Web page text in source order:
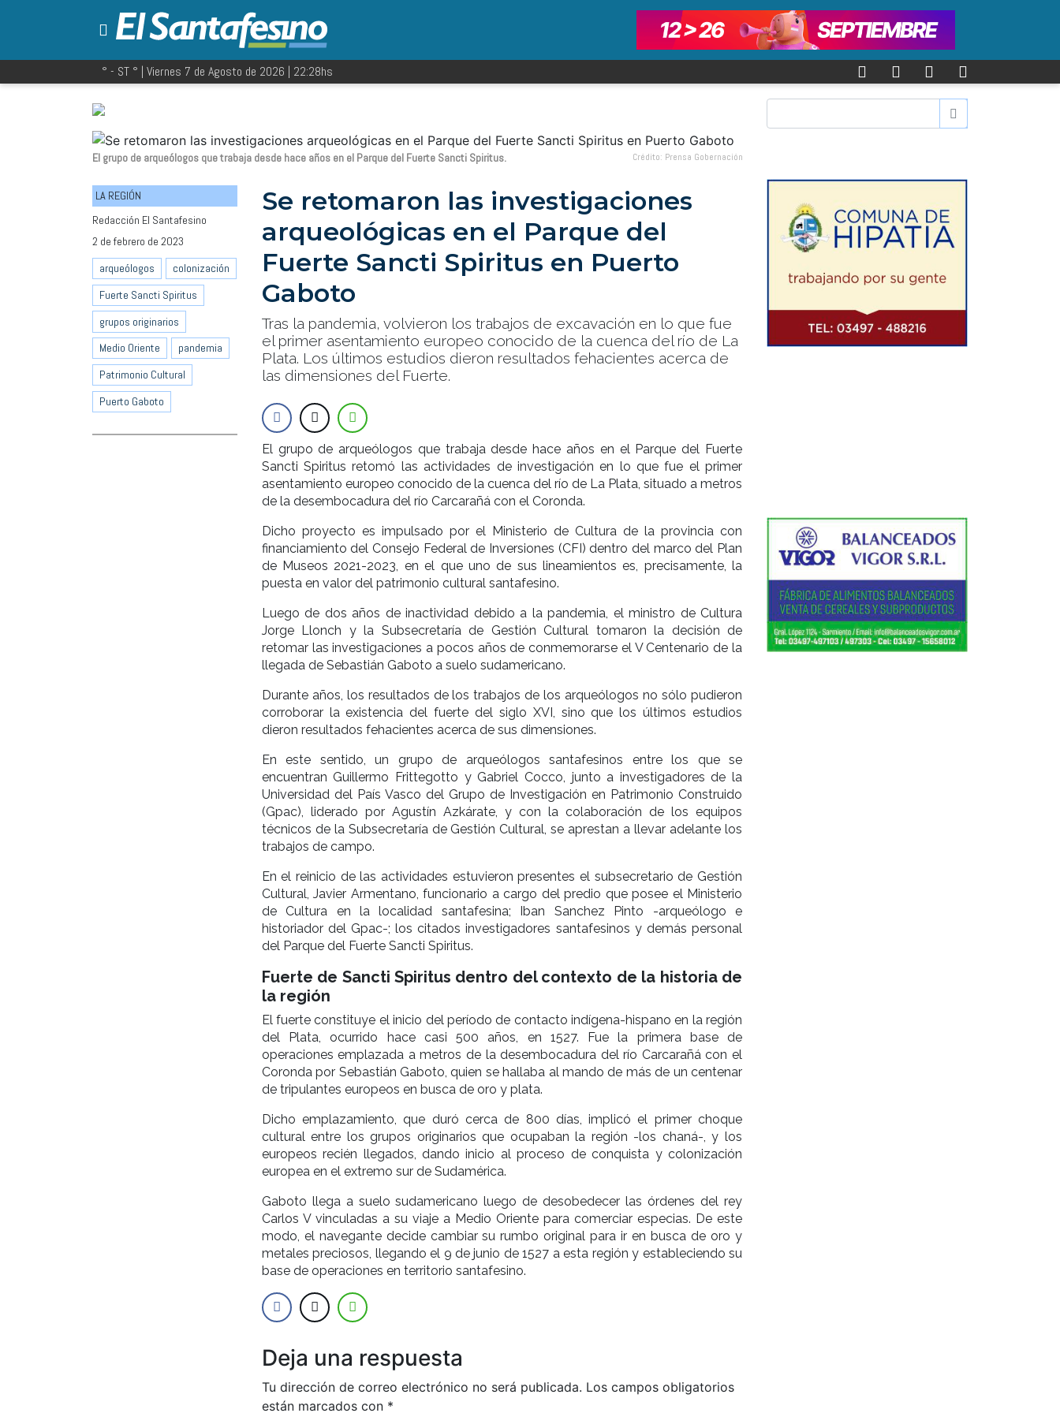
° - ST ° | Viernes 7 de Agosto de 2026 | 22:28hs
El grupo de arqueólogos que trabaja desde hace años en el Parque del Fuerte Sancti Spiritus. Crédito: Prensa Gobernación
LA REGIÓN
Redacción El Santafesino
2 de febrero de 2023
arqueólogos
colonización
Fuerte Sancti Spiritus
grupos originarios
Medio Oriente
pandemia
Patrimonio Cultural
Puerto Gaboto
Se retomaron las investigaciones
arqueológicas en el Parque del
Fuerte Sancti Spiritus en Puerto
Gaboto
Tras la pandemia, volvieron los trabajos de excavación en lo que fue
el primer asentamiento europeo conocido de la cuenca del río de La
Plata. Los últimos estudios dieron resultados fehacientes acerca de
las dimensiones del Fuerte.
El grupo de arqueólogos que trabaja desde hace años en el Parque del Fuerte
Sancti Spiritus retomó las actividades de investigación en lo que fue el primer
asentamiento europeo conocido de la cuenca del río de La Plata, situado a metros
de la desembocadura del río Carcarañá con el Coronda.
Dicho proyecto es impulsado por el Ministerio de Cultura de la provincia con
financiamiento del Consejo Federal de Inversiones (CFI) dentro del marco del Plan
de Museos 2021-2023, en el que uno de sus lineamientos es, precisamente, la
puesta en valor del patrimonio cultural santafesino.
Luego de dos años de inactividad debido a la pandemia, el ministro de Cultura
Jorge Llonch y la Subsecretaría de Gestión Cultural tomaron la decisión de
retomar las investigaciones a pocos años de conmemorarse el V Centenario de la
llegada de Sebastián Gaboto a suelo sudamericano.
Durante años, los resultados de los trabajos de los arqueólogos no sólo pudieron
corroborar la existencia del fuerte del siglo XVI, sino que los últimos estudios
dieron resultados fehacientes acerca de sus dimensiones.
En este sentido, un grupo de arqueólogos santafesinos entre los que se
encuentran Guillermo Frittegotto y Gabriel Cocco, junto a investigadores de la
Universidad del País Vasco del Grupo de Investigación en Patrimonio Construido
(Gpac), liderado por Agustín Azkárate, y con la colaboración de los equipos
técnicos de la Subsecretaría de Gestión Cultural, se aprestan a llevar adelante los
trabajos de campo.
En el reinicio de las actividades estuvieron presentes el subsecretario de Gestión
Cultural, Javier Armentano, funcionario a cargo del predio que posee el Ministerio
de Cultura en la localidad santafesina; Iban Sanchez Pinto -arqueólogo e
historiador del Gpac-; los citados investigadores santafesinos y demás personal
del Parque del Fuerte Sancti Spiritus.
Fuerte de Sancti Spiritus dentro del contexto de la historia de
la región
El fuerte constituye el inicio del período de contacto indígena-hispano en la región
del Plata, ocurrido hace casi 500 años, en 1527. Fue la primera base de
operaciones emplazada a metros de la desembocadura del río Carcarañá con el
Coronda por Sebastián Gaboto, quien se hallaba al mando de más de un centenar
de tripulantes europeos en busca de oro y plata.
Dicho emplazamiento, que duró cerca de 800 días, implicó el primer choque
cultural entre los grupos originarios que ocupaban la región -los chaná-, y los
europeos recién llegados, dando inicio al proceso de conquista y colonización
europea en el extremo sur de Sudamérica.
Gaboto llega a suelo sudamericano luego de desobedecer las órdenes del rey
Carlos V vinculadas a su viaje a Medio Oriente para comerciar especias. De este
modo, el navegante decide cambiar su rumbo original para ir en busca de oro y
metales preciosos, llegando el 9 de junio de 1527 a esta región y estableciendo su
base de operaciones en territorio santafesino.
Deja una respuesta
Tu dirección de correo electrónico no será publicada. Los campos obligatorios
están marcados con *